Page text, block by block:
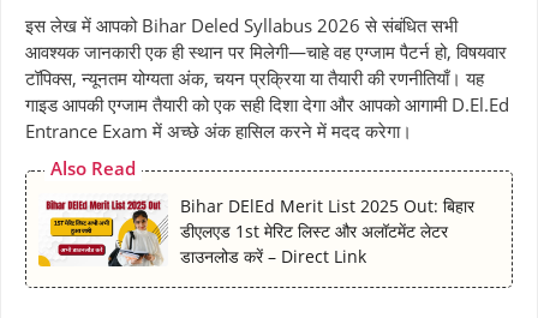
o
k
p
p
m
s
e
s
t
k
इस लेख में आपको Bihar Deled Syllabus 2026 से संबंधित सभी
आवश्यक जानकारी एक ही स्थान पर मिलेगी—चाहे वह एग्जाम पैटर्न हो, विषयवार
टॉपिक्स, न्यूनतम योग्यता अंक, चयन प्रक्रिया या तैयारी की रणनीतियाँ। यह
गाइड आपकी एग्जाम तैयारी को एक सही दिशा देगा और आपको आगामी D.El.Ed
Entrance Exam में अच्छे अंक हासिल करने में मदद करेगा।
Also Read
Bihar DElEd Merit List 2025 Out: बिहार
डीएलएड 1st मेरिट लिस्ट और अलॉटमेंट लेटर
डाउनलोड करें – Direct Link